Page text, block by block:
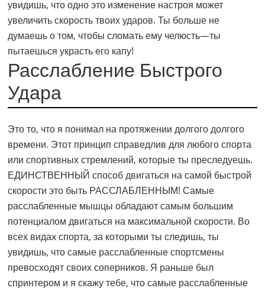
увидишь, что одно это изменение настроя может
увеличить скорость твоих ударов. Ты больше не
думаешь о том, чтобы сломать ему челюсть—ты
пытаешься украсть его капу!
Расслабление Быстрого
Удара
Это то, что я понимал на протяжении долгого долгого
времени. Этот принцип справедлив для любого спорта
или спортивных стремлений, которые ты преследуешь.
ЕДИНСТВЕННЫЙ способ двигаться на самой быстрой
скорости это быть РАССЛАБЛЕННЫМ! Самые
расслабленные мышцы обладают самым большим
потенциалом двигаться на максимальной скорости. Во
всех видах спорта, за которыми ты следишь, ты
увидишь, что самые расслабленные спортсмены
превосходят своих соперников. Я раньше был
спринтером и я скажу тебе, что самые расслабленные